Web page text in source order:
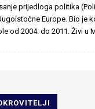
prijedloga politika
Europe. Bio je
od 2004. do 2011. Živi u